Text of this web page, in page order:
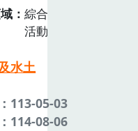
綜合
活動
水土
113-05-03
114-08-06